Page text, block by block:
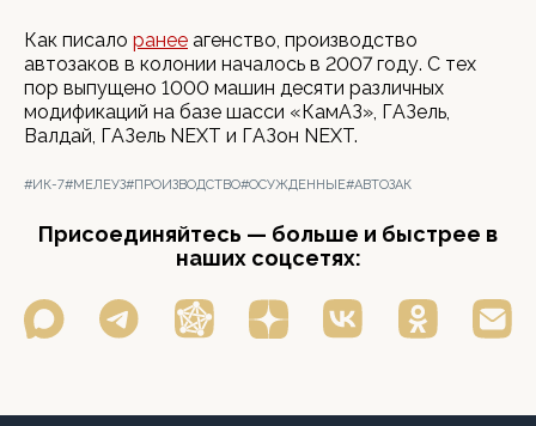
Как писало ранее агенство, производство
автозаков в колонии началось в 2007 году. С тех
пор выпущено 1000 машин десяти различных
модификаций на базе шасси «КамАЗ», ГАЗель,
Валдай, ГАЗель NEXT и ГАЗон NEXT.
#ИК-7#МЕЛЕУЗ#ПРОИЗВОДСТВО#ОСУЖДЕННЫЕ#АВТОЗАК
Присоединяйтесь — больше и быстрее в
наших соцсетях: